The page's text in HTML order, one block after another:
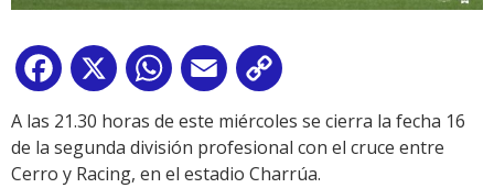
Facebook
X WhatsApp
Email
Link
A las 21.30 horas de este miércoles se cierra la fecha 16
de la segunda división profesional con el cruce entre
Cerro y Racing, en el estadio Charrúa.